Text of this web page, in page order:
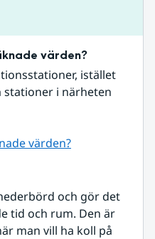
värden?
istället
i närheten
värden?
och gör det
tid och rum. Den är
man vill ha koll på